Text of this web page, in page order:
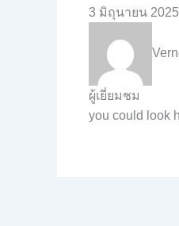
3 มิถุนายน 2025
ผู้เยี่ยมชม
you could look